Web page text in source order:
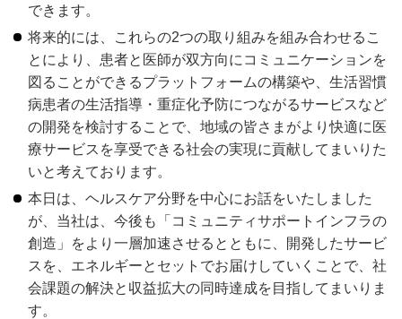
できます。
将来的には、これらの2つの取り組みを組み合わせるこ
とにより、患者と医師が双方向にコミュニケーションを
図ることができるプラットフォームの構築や、生活習慣
病患者の生活指導・重症化予防につながるサービスなど
の開発を検討することで、地域の皆さまがより快適に医
療サービスを享受できる社会の実現に貢献してまいりた
いと考えております。
本日は、ヘルスケア分野を中心にお話をいたしました
が、当社は、今後も「コミュニティサポートインフラの
創造」をより一層加速させるとともに、開発したサービ
スを、エネルギーとセットでお届けしていくことで、社
会課題の解決と収益拡大の同時達成を目指してまいりま
す。